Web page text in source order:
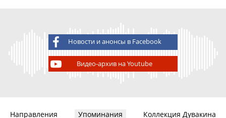
Новости и анонсы в Facebook
Видео-архив на Youtube
Направления Упоминания Коллекция Дувакина